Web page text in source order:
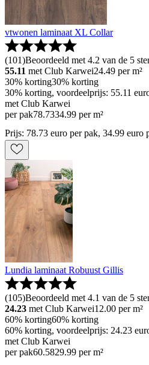
vtwonen laminaat XL Collar
(101)Beoordeeld met 4.2 van de 5
55.11 met Club Karwei24.49 per m²
30% korting30% korting
30% korting, voordeelprijs: 55.11
met Club Karwei
per pak78.7334.99 per m²
Prijs: 78.73 euro per pak, 34.99 euro
Lundia laminaat Robuust Gillis
(105)Beoordeeld met 4.1 van de 5
24.23 met Club Karwei12.00 per m²
60% korting60% korting
60% korting, voordeelprijs: 24.23
met Club Karwei
per pak60.5829.99 per m²